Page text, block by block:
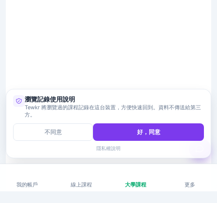
我的帳戶 線上課程 大學課程 更多
瀏覽記錄使用說明
Tewkr 將瀏覽過的課程記錄在這台裝置，方便快速回到。資料不傳送給第三
方。
不同意 好，同意
隱私權說明